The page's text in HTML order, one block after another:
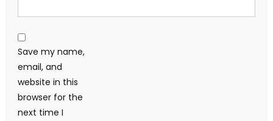
Save my name,
email, and
website in this
browser for the
next time I